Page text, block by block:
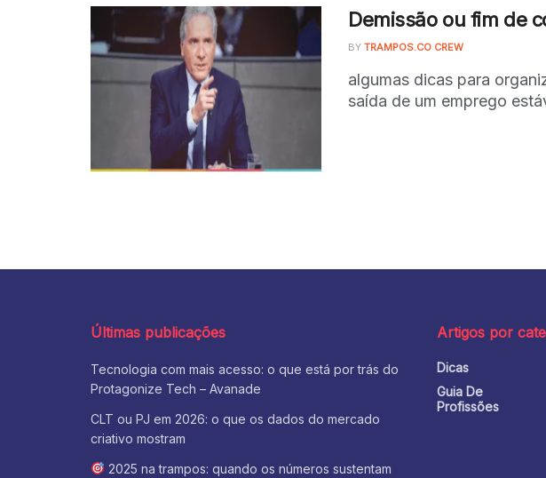
Demissão ou fim de
BY TRAMPOS.CO CREW
algumas dicas para
saída de um emprego
Últimas publicações
Tecnologia com mais acesso: o que está por trás do
Protagonize Tech – Avanade
CLT ou PJ em 2026: o que os dados do mercado
criativo mostram
2025 na trampos: quando os números sustentam
Artigos por
Dicas
Guia De
Profissões